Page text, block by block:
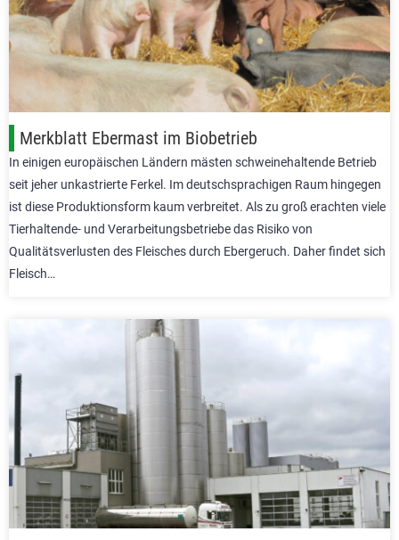
Merkblatt Ebermast im Biobetrieb
In einigen europäischen Ländern mästen schweinehaltende Betrieb
seit jeher unkastrierte Ferkel. Im deutschsprachigen Raum hingegen
ist diese Produktionsform kaum verbreitet. Als zu groß erachten viele
Tierhaltende- und Verarbeitungsbetriebe das Risiko von
Qualitätsverlusten des Fleisches durch Ebergeruch. Daher findet sich
Fleisch…